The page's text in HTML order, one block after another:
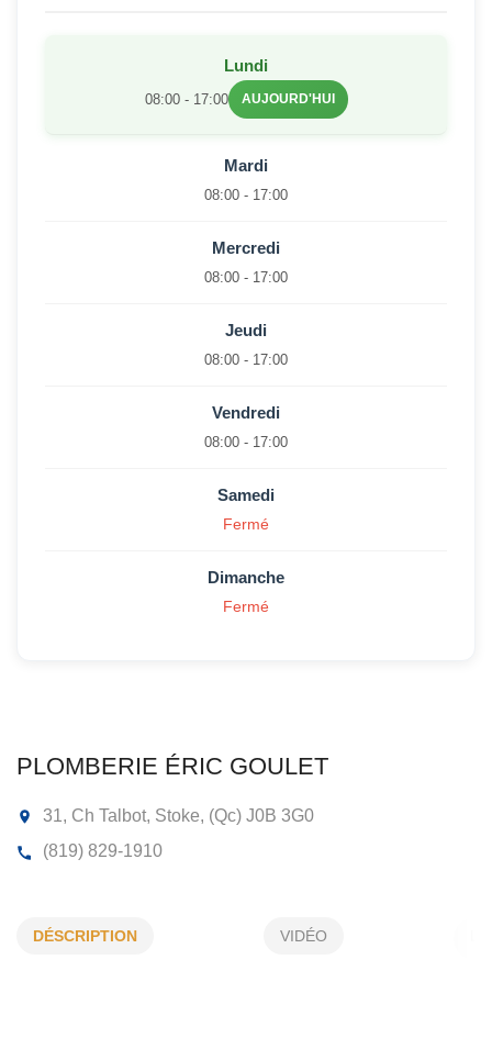
PLOMBERIE ÉRIC GOULET
DÉSCRIPTION VIDÉO
Lundi
08:00 - 17:00 AUJOURD'HUI
Mardi
08:00 - 17:00
Mercredi
08:00 - 17:00
Jeudi
08:00 - 17:00
Vendredi
08:00 - 17:00
Samedi
Fermé
Dimanche
Fermé